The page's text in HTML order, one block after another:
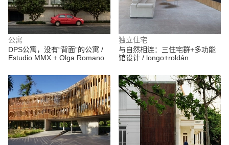
公寓
DPS公寓，没有“背面”的公寓 /
Estudio MMX + Olga Romano
独立住宅
与自然相连：三住宅群+多功能
馆设计 / longo+roldán